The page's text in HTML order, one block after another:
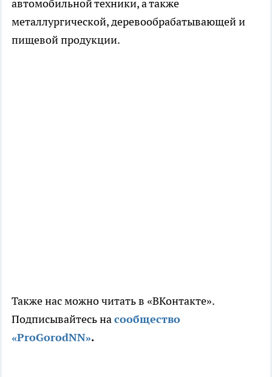
автомобильной техники, а также
металлургической, деревообрабатывающей и
пищевой продукции.
Также нас можно читать в «ВКонтакте».
Подписывайтесь насообщество
«ProGorodNN».